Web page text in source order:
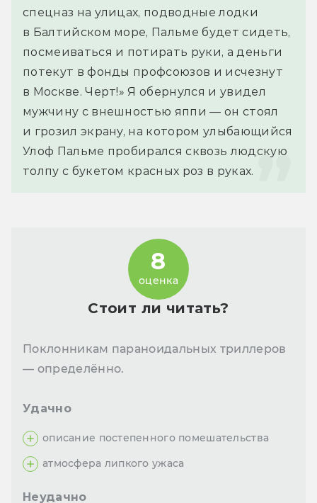
спецназ на улицах, подводные лодки
в Балтийском море, Пальме будет сидеть,
посмеиваться и потирать руки, а деньги
потекут в фонды профсоюзов и исчезнут
в Москве. Черт!» Я обернулся и увидел
мужчину с внешностью яппи — он стоял
и грозил экрану, на котором улыбающийся
Улоф Пальме пробирался сквозь людскую
толпу с букетом красных роз в руках.
Стоит ли читать?
8
оценка
Поклонникам параноидальных триллеров
— определённо.
Удачно
описание постепенного помешательства
атмосфера липкого ужаса
Неудачно